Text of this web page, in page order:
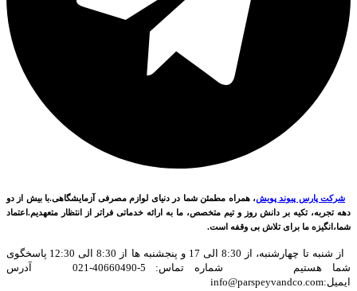
شرکت پارس پیوند پویش، همراه مطمئن شما در دنیای لوازم مصرفی آزمایشگاهی.با بیش از دو
دهه تجربه، تکیه بر دانش روز و تیم متخصص، ما به ارائه خدماتی فراتر از انتظار متعهدیم.اعتماد
شما،انگیزه ما برای تلاش بی وقفه است.
از شنبه تا چهارشنبه، از 8:30 الی 17 و پنجشنبه ها از 8:30 الی 12:30 پاسخگوی
شما هستیم شماره تماس: 5-40660490-021 آدرس
ایمیل:info@parspeyvandco.com